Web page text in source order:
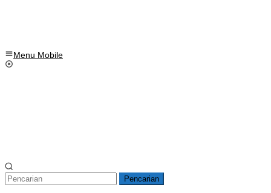
Menu Mobile
Pencarian